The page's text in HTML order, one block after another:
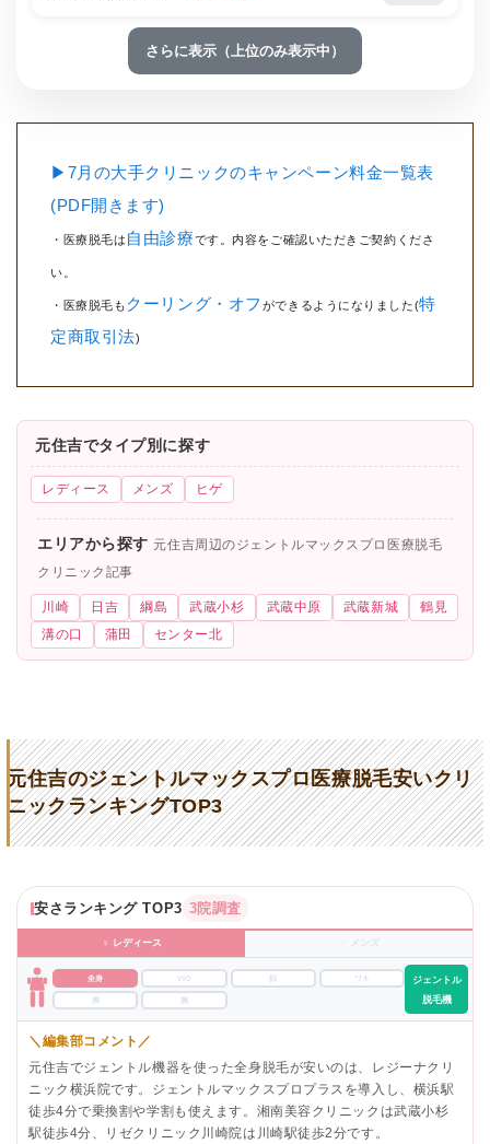
さらに表示（上位のみ表示中）
▶7月の大手クリニックのキャンペーン料金一覧表
(PDF開きます)
・医療脱毛は 自由診療です。内容をご確認いただきご契約くださ
い。
・医療脱毛も クーリング・オフ ができるようになりました(特
定商取引法)
元住吉でタイプ別に探す
レディース メンズ ヒゲ
エリアから探す 元住吉周辺のジェントルマックスプロ医療脱毛
クリニック記事
川崎 日吉 綱島 武蔵小杉 武蔵中原 武蔵新城
鶴見
溝の口
蒲田 センター北
元住吉のジェントルマックスプロ医療脱毛安いクリ
ニックランキングTOP3
安さランキング TOP3 3院調査
♀ レディース ♂ メンズ
全身 VIO ワキ
脚
ジェントル
脱毛機
＼編集部コメント／
元住吉でジェントル機器を使った全身脱毛が安いのは、レジーナクリ
ニック横浜院です。ジェントルマックスプロプラスを導入し、横浜駅
徒歩4分で乗換割や学割も使えます。湘南美容クリニックは武蔵小杉
駅徒歩4分、リゼクリニック川崎院は川崎駅徒歩2分です。